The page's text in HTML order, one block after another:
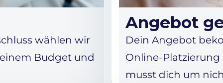
wählen wir
Budget und
Angebot
Dein Angebot
Online-
musst dich um